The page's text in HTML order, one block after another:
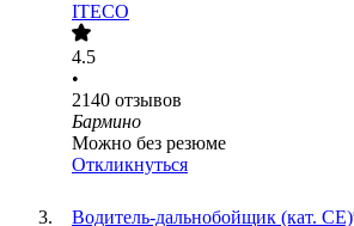
ITECO
4.5
•
2140 отзывов
Бармино
Можно без резюме
Откликнуться
Водитель-дальнобойщик (кат. CE)